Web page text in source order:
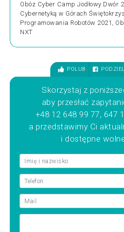
Obóz Cyber Camp Jodłowy Dwór
Cybernetyką w Górach
Programowania Robotów 2021,
NXT
POLUB
Skorzystaj z
aby przesłać
+48 12 648 99 77, 647
a przedstawimy Ci
i dostępne